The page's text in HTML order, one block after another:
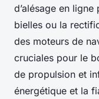
d’alésage en
bielles ou la
des moteurs de
cruciales pour le
de propulsion et
énergétique et la